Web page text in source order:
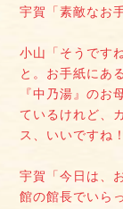
宇賀「素敵なお
小山「そうです
と。お手紙にあ
『中乃湯』のお
ているけれど、
ス、いいですね
宇賀「今日は、
館の館長でいら